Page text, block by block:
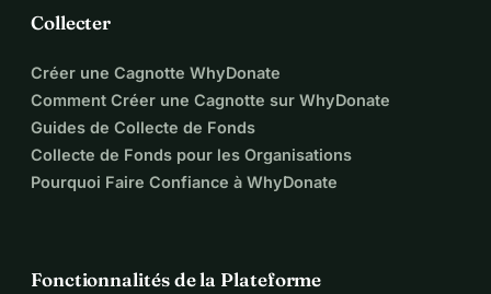
Collecter
Créer une Cagnotte WhyDonate
Comment Créer une Cagnotte sur WhyDonate
Guides de Collecte de Fonds
Collecte de Fonds pour les Organisations
Pourquoi Faire Confiance à WhyDonate
Fonctionnalités de la Plateforme